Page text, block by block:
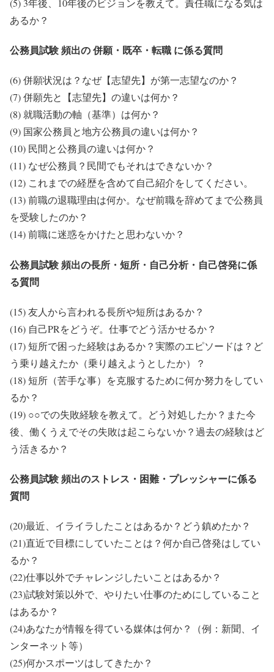
(5) 3年後、10年後のビジョンを教えて。責任職になる気は
あるか？
公務員試験 頻出の 併願・既卒・転職 に係る質問
(6) 併願状況は？なぜ【志望先】が第一志望なのか？
(7) 併願先と【志望先】の違いは何か？
(8) 就職活動の軸（基準）は何か？
(9) 国家公務員と地方公務員の違いは何か？
(10) 民間と公務員の違いは何か？
(11) なぜ公務員？民間でもそれはできないか？
(12) これまでの経歴を含めて自己紹介をしてください。
(13) 前職の退職理由は何か。なぜ前職を辞めてまで公務員
を受験したのか？
(14) 前職に迷惑をかけたと思わないか？
公務員試験 頻出の長所・短所・自己分析・自己啓発に係
る質問
(15) 友人から言われる長所や短所はあるか？
(16) 自己PRをどうぞ。仕事でどう活かせるか？
(17) 短所で困った経験はあるか？実際のエピソードは？ど
う乗り越えたか（乗り越えようとしたか）？
(18) 短所（苦手な事）を克服するために何か努力をしてい
るか？
(19) ○○での失敗経験を教えて。どう対処したか？また今
後、働くうえでその失敗は起こらないか？過去の経験はど
う活きるか？
公務員試験 頻出のストレス・困難・プレッシャーに係る
質問
(20)最近、イライラしたことはあるか？どう鎮めたか？
(21)直近で目標にしていたことは？何か自己啓発はしてい
るか？
(22)仕事以外でチャレンジしたいことはあるか？
(23)試験対策以外で、やりたい仕事のためにしていること
はあるか？
(24)あなたが情報を得ている媒体は何か？（例：新聞、イ
ンターネット等）
(25)何かスポーツはしてきたか？